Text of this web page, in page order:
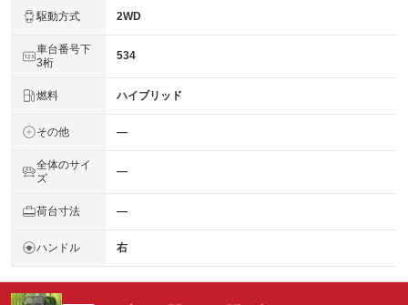
駆動方式 2WD
車台番号下
3桁
534
燃料 ハイブリッド
その他 ―
全体のサイ
ズ
―
荷台寸法 ―
ハンドル 右